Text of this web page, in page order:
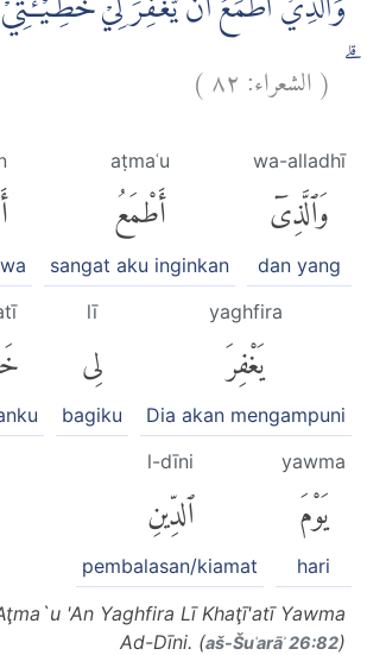
(الشعراء:٨٢)
wa-alladhī
وَٱلَّذِىٓ
dan yang
aṭmaʿu
أَطْمَعُ
sangat aku inginkan
yaghfira
يَغْفِرَ
Dia akan mengampuni
lī
لِى
bagiku
yawma
يَوْمَ
hari
l-dīni
ٱلدِّينِ
pembalasan/kiamat
'An Yaghfira Lī Khaţī'atī Yawma
Ad-Dīni. (aš-Šuʿarāʾ 26:82)